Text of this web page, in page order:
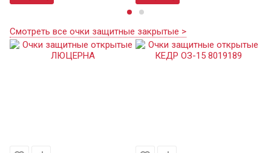
Смотреть все очки защитные закрытые >